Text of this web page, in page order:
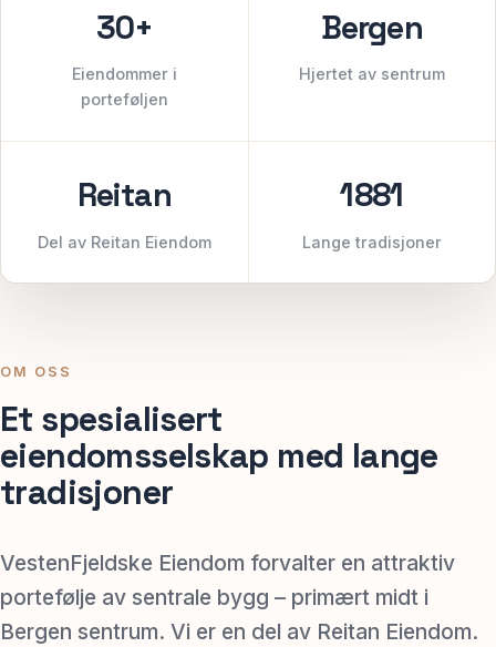
30+
Eiendommer i
porteføljen
Bergen
Hjertet av sentrum
Reitan
Del av Reitan Eiendom
1881
Lange tradisjoner
OM OSS
Et spesialisert
eiendomsselskap med lange
tradisjoner
VestenFjeldske Eiendom forvalter en attraktiv
portefølje av sentrale bygg – primært midt i
Bergen sentrum. Vi er en del av Reitan Eiendom.